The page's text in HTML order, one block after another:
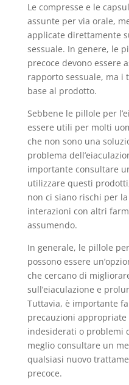
Le compresse e le
assunte per via orale,
applicate direttamente
sessuale. In genere, le
precoce devono essere
rapporto sessuale, ma i
base al prodotto.
Sebbene le pillole per
essere utili per molti
che non sono una
problema
importante consultare
utilizzare questi
non ci siano rischi per
interazioni con altri
assumendo.
In generale, le pillole
possono essere
che cercano di
sull’eiaculazione e
Tuttavia, è importante
precauzioni
indesiderati o problemi
meglio consultare un
qualsiasi nuovo
precoce.